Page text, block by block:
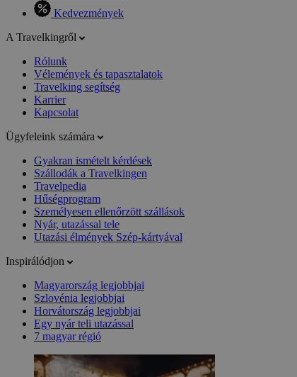
Kedvezmények
A Travelkingről
Rólunk
Vélemények és tapasztalatok
Travelking segítség
Karrier
Kapcsolat
Ügyfeleink számára
Gyakran ismételt kérdések
Szállodák a Travelkingen
Travelpedia
Hűségprogram
Személyesen ellenőrzött szállások
Nyár, utazással tele
Utazási élmények Szép-kártyával
Inspirálódjon
Magyarország legjobbjai
Szlovénia legjobbjai
Horvátország legjobbjai
Egy nyár teli utazással
7 magyar régió